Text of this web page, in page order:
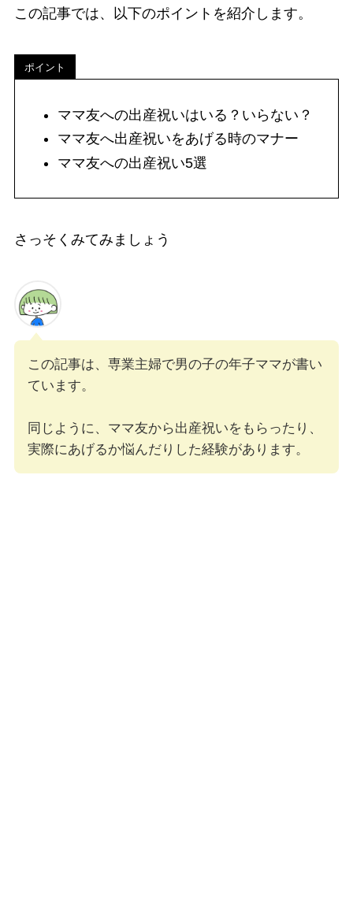
この記事では、以下のポイントを紹介します。
ポイント
ママ友への出産祝いはいる？いらない？
ママ友へ出産祝いをあげる時のマナー
ママ友への出産祝い5選
さっそくみてみましょう
この記事は、専業主婦で男の子の年子ママが書い
ています。
同じように、ママ友から出産祝いをもらったり、
実際にあげるか悩んだりした経験があります。